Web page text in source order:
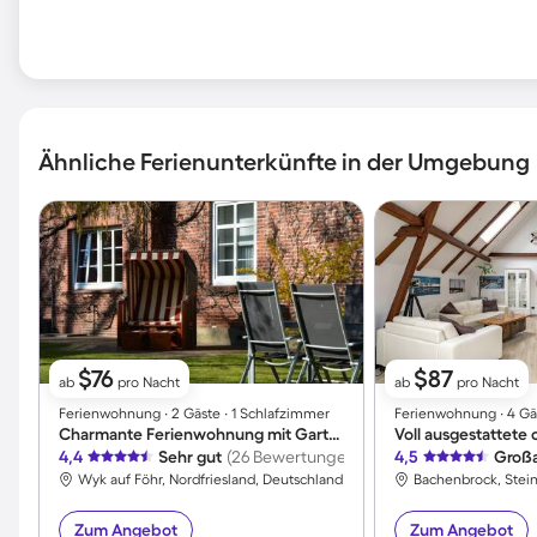
Ähnliche Ferienunterkünfte in der Umgebung
ab $76 pro Nacht
Ferienwohnung ∙ 2 Gäste ∙ 1 Schlafzimmer
Charmante Ferienwohnung mit Garten | Neben dem Strand | Haustiere erlaubt
4,4
Sehr gut (26 Bewertungen)
Wyk auf Föhr, Nordfriesland, Deutschland
Zum Angebot
ab $87 pro Nacht
Ferienwohnung ∙ 4
4,5
Bachenbrock,
Zum Angebot